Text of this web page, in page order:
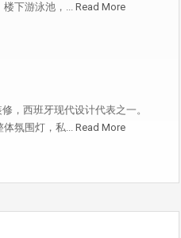
下游泳池，... Read More
，西班牙现代设计代表之一。
氛围灯，私... Read More